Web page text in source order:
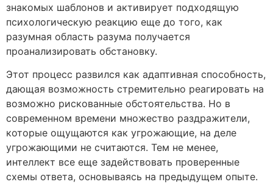
знакомых шаблонов и активирует подходящую
психологическую реакцию еще до того, как
разумная область разума получается
проанализировать обстановку.
Этот процесс развился как адаптивная способность,
дающая возможность стремительно реагировать на
возможно рискованные обстоятельства. Но в
современном времени множество раздражители,
которые ощущаются как угрожающие, на деле
угрожающими не считаются. Тем не менее,
интеллект все еще задействовать проверенные
схемы ответа, основываясь на предыдущем опыте.